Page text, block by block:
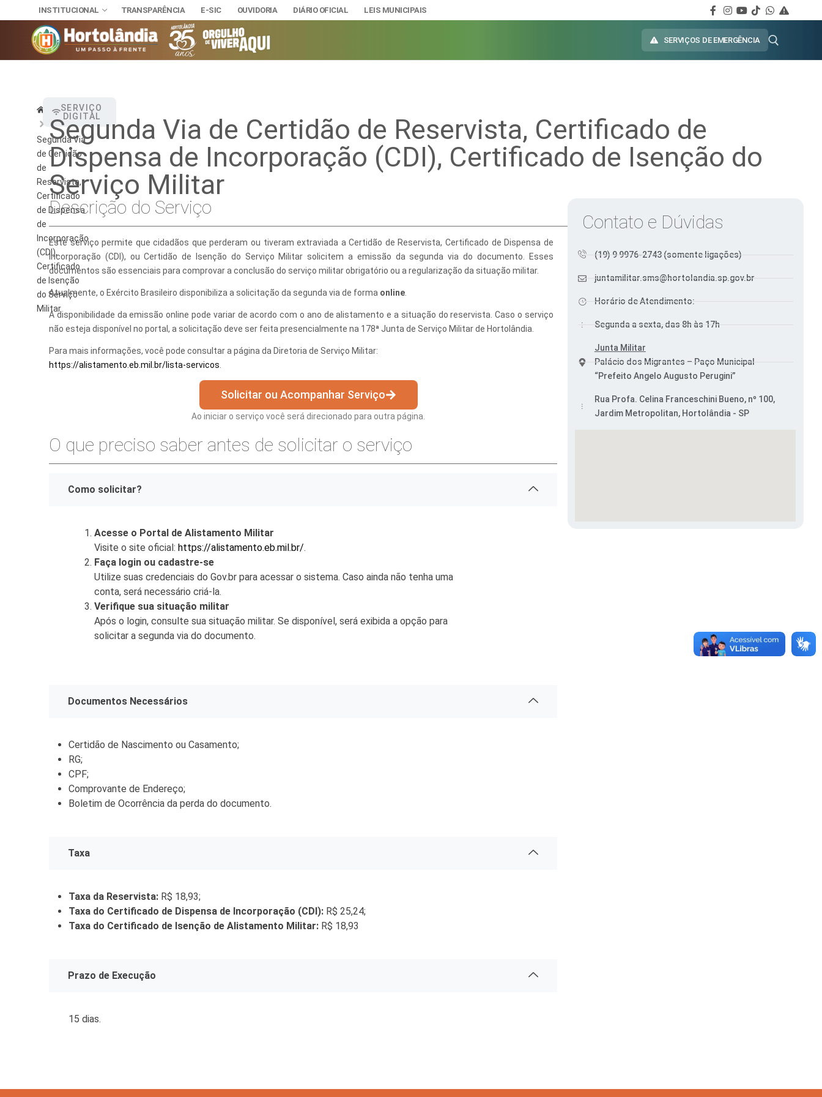
INSTITUCIONAL TRANSPARÊNCIA E-SIC OUVIDORIA DIÁRIO OFICIAL LEIS MUNICIPAIS
SERVIÇOS DE EMERGÊNCIA
SECRETARIAS
Administração e Gestão de Pessoal
Assuntos Jurídicos
Educação, Ciência e Tecnologia
Esporte e Lazer
Finanças
Governo
Meio Ambiente, Desenvolvimento Sustentável e Assuntos Climáticos
Mobilidade Urbana
Planejamento Urbano e Gestão Estratégica
Serviços Urbanos
HINO, BRASÃO E BANDEIRA
Telefones Úteis
Notícias Anteriores a 2024
TRANSPARÊNCIA
E-SIC
OUVIDORIA
DIÁRIO OFICIAL
LEIS MUNICIPAIS
Home
Segunda Via
de Certidão
de
Reservista,
Certificado
de Dispensa
de
Incorporação
(CDI),
Certificado
de Isenção
do Serviço
Militar
SERVIÇO
DIGITAL
Segunda Via de Certidão de Reservista, Certificado de
Dispensa de Incorporação (CDI), Certificado de Isenção do
Serviço Militar
Descrição do Serviço
Este serviço permite que cidadãos que perderam ou tiveram extraviada a Certidão de Reservista, Certificado de Dispensa de
Incorporação (CDI), ou Certidão de Isenção do Serviço Militar solicitem a emissão da segunda via do documento. Esses
documentos são essenciais para comprovar a conclusão do serviço militar obrigatório ou a regularização da situação militar.
Atualmente, o Exército Brasileiro disponibiliza a solicitação da segunda via de forma online
A disponibilidade da emissão online pode variar de acordo com o ano de alistamento e a situação do reservista. Caso o serviço
não esteja disponível no portal, a solicitação deve ser feita presencialmente na 178ª Junta de Serviço Militar de Hortolândia.
Para mais informações, você pode consultar a página da Diretoria de Serviço Militar:
https://alistamento.eb.mil.br/lista-servicos
Solicitar ou Acompanhar Serviço
Ao iniciar o serviço você será direcionado para outra página.
O que preciso saber antes de solicitar o serviço
Como solicitar?
Acesse o Portal de Alistamento Militar
Visite o site oficial: https://alistamento.eb.mil.br/.
Faça login ou cadastre-se
Utilize suas credenciais do Gov.br para acessar o sistema. Caso ainda não tenha uma
conta, será necessário criá-la.
Verifique sua situação militar
Após o login, consulte sua situação militar. Se disponível, será exibida a opção para
solicitar a segunda via do documento.
Documentos Necessários
Certidão de Nascimento ou Casamento;
RG;
CPF;
Comprovante de Endereço;
Boletim de Ocorrência da perda do documento.
Taxa
Taxa da Reservista: R$ 18,93;
Taxa do Certificado de Dispensa de Incorporação (CDI): R$ 25,24;
Taxa do Certificado de Isenção de Alistamento Militar: R$ 18,93
Prazo de Execução
15 dias.
Contato e Dúvidas
(19) 9 9976-2743 (somente ligações)
juntamilitar.sms@hortolandia.sp.gov.br
Horário de Atendimento:
Segunda a sexta, das 8h às 17h
Junta Militar
Palácio dos Migrantes – Paço Municipal
“Prefeito Angelo Augusto Perugini”
Rua Profa. Celina Franceschini Bueno, nº 100,
Jardim Metropolitan, Hortolândia - SP